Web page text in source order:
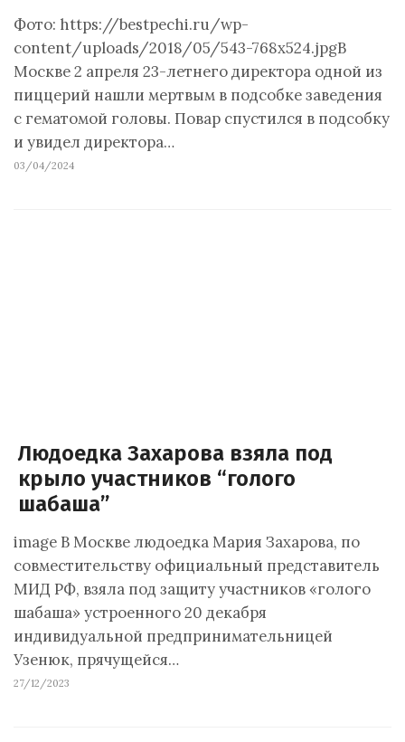
Фото: https://bestpechi.ru/wp-
content/uploads/2018/05/543-768x524.jpgВ
Москве 2 апреля 23-летнего директора одной из
пиццерий нашли мертвым в подсобке заведения
с гематомой головы. Повар спустился в подсобку
и увидел директора…
03/04/2024
Людоедка Захарова взяла под
крыло участников “голого
шабаша”
image В Москве людоедка Мария Захарова, по
совместительству официальный представитель
МИД РФ, взяла под защиту участников «голого
шабаша» устроенного 20 декабря
индивидуальной предпринимательницей
Узенюк, прячущейся…
27/12/2023